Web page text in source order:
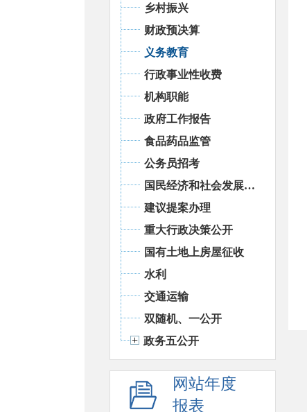
乡村振兴
财政预决算
义务教育
行政事业性收费
机构职能
政府工作报告
食品药品监管
公务员招考
国民经济和社会发展统计信息
建议提案办理
重大行政决策公开
国有土地上房屋征收
水利
交通运输
双随机、一公开
政务五公开
网站年度
报表